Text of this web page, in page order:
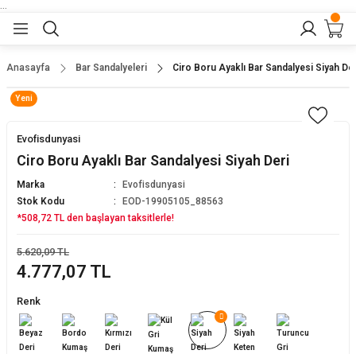
Sandalyesi
Anasayfa Bar Sandalyeleri Ciro Boru Ayaklı Bar Sandalyesi Siyah
Yeni
Evofisdunyasi
Ciro Boru Ayaklı Bar Sandalyesi Siyah Deri
Marka
Evofisdunyasi
Stok Kodu
EOD-19905105_88563
*508,72 TL den başlayan taksitlerle!
4.777,07 TL
5.620,09 TL
Renk